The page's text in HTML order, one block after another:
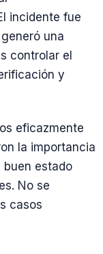
incidente fue
una
controlar el
y
eficazmente
la importancia
buen estado
No se
casos